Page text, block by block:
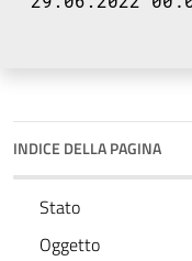
INDICE DELLA PAGINA
Stato
Oggetto